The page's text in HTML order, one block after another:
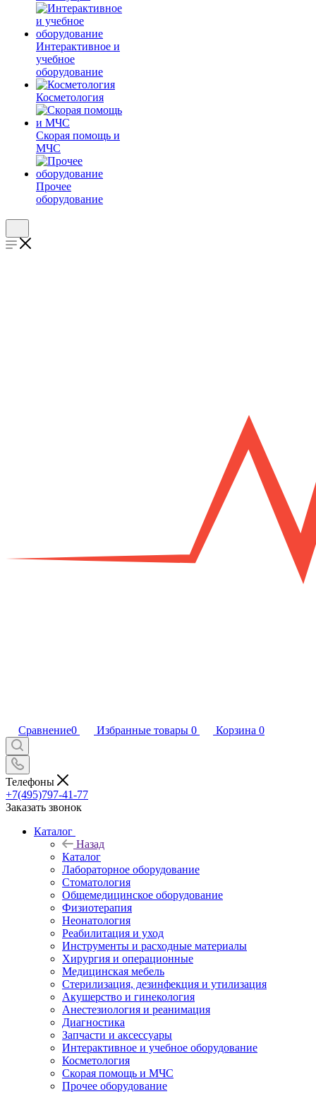
Интерактивное и
учебное
оборудование
Косметология
Скорая помощь и
МЧС
Прочее
оборудование
Сравнение0 Избранные товары 0 Корзина 0
Телефоны
+7(495)797-41-77
Заказать звонок
Каталог
Назад
Каталог
Лабораторное оборудование
Стоматология
Общемедицинское оборудование
Физиотерапия
Неонатология
Реабилитация и уход
Инструменты и расходные материалы
Хирургия и операционные
Медицинская мебель
Стерилизация, дезинфекция и утилизация
Акушерство и гинекология
Анестезиология и реанимация
Диагностика
Запчасти и аксессуары
Интерактивное и учебное оборудование
Косметология
Скорая помощь и МЧС
Прочее оборудование